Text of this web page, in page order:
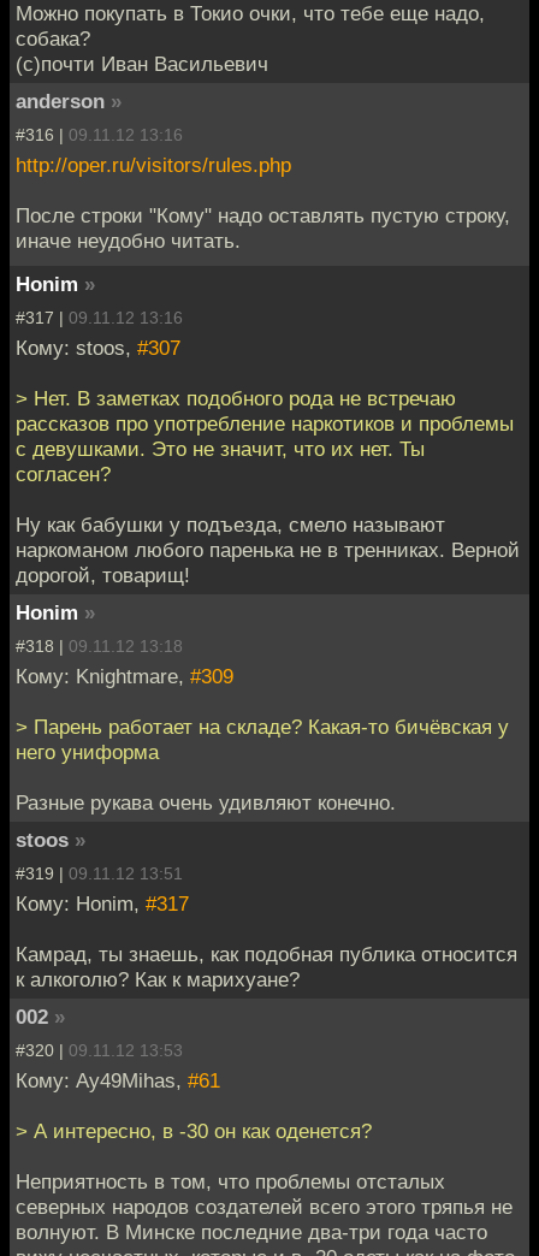
Можно покупать в Токио очки, что тебе еще надо,
собака?
(с)почти Иван Васильевич
anderson »
#316 | 09.11.12 13:16
http://oper.ru/visitors/rules.php
После строки "Кому" надо оставлять пустую строку,
иначе неудобно читать.
Honim »
#317 | 09.11.12 13:16
Кому: stoos, #307
> Нет. В заметках подобного рода не встречаю
рассказов про употребление наркотиков и проблемы
с девушками. Это не значит, что их нет. Ты
согласен?
Ну как бабушки у подъезда, смело называют
наркоманом любого паренька не в тренниках. Верной
дорогой, товарищ!
Honim »
#318 | 09.11.12 13:18
Кому: Knightmare, #309
> Парень работает на складе? Какая-то бичёвская у
него униформа
Разные рукава очень удивляют конечно.
stoos »
#319 | 09.11.12 13:51
Кому: Honim, #317
Камрад, ты знаешь, как подобная публика относится
к алкоголю? Как к марихуане?
002 »
#320 | 09.11.12 13:53
Кому: Ay49Mihas, #61
> А интересно, в -30 он как оденется?
Неприятность в том, что проблемы отсталых
северных народов создателей всего этого тряпья не
волнуют. В Минске последние два-три года часто